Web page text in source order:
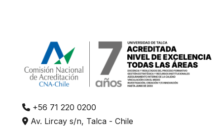
+56 71 220 0200
Av. Lircay s/n, Talca - Chile